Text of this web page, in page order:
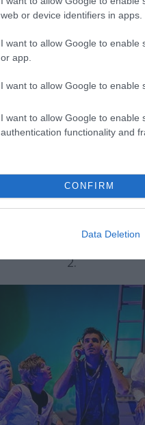
web or device identifiers in apps.
I want to allow Google to enable
or app.
I want to allow Google to enable
I want to allow Google to enable
authentication functionality and
CONFIRM
Data Deletion
1.
2.